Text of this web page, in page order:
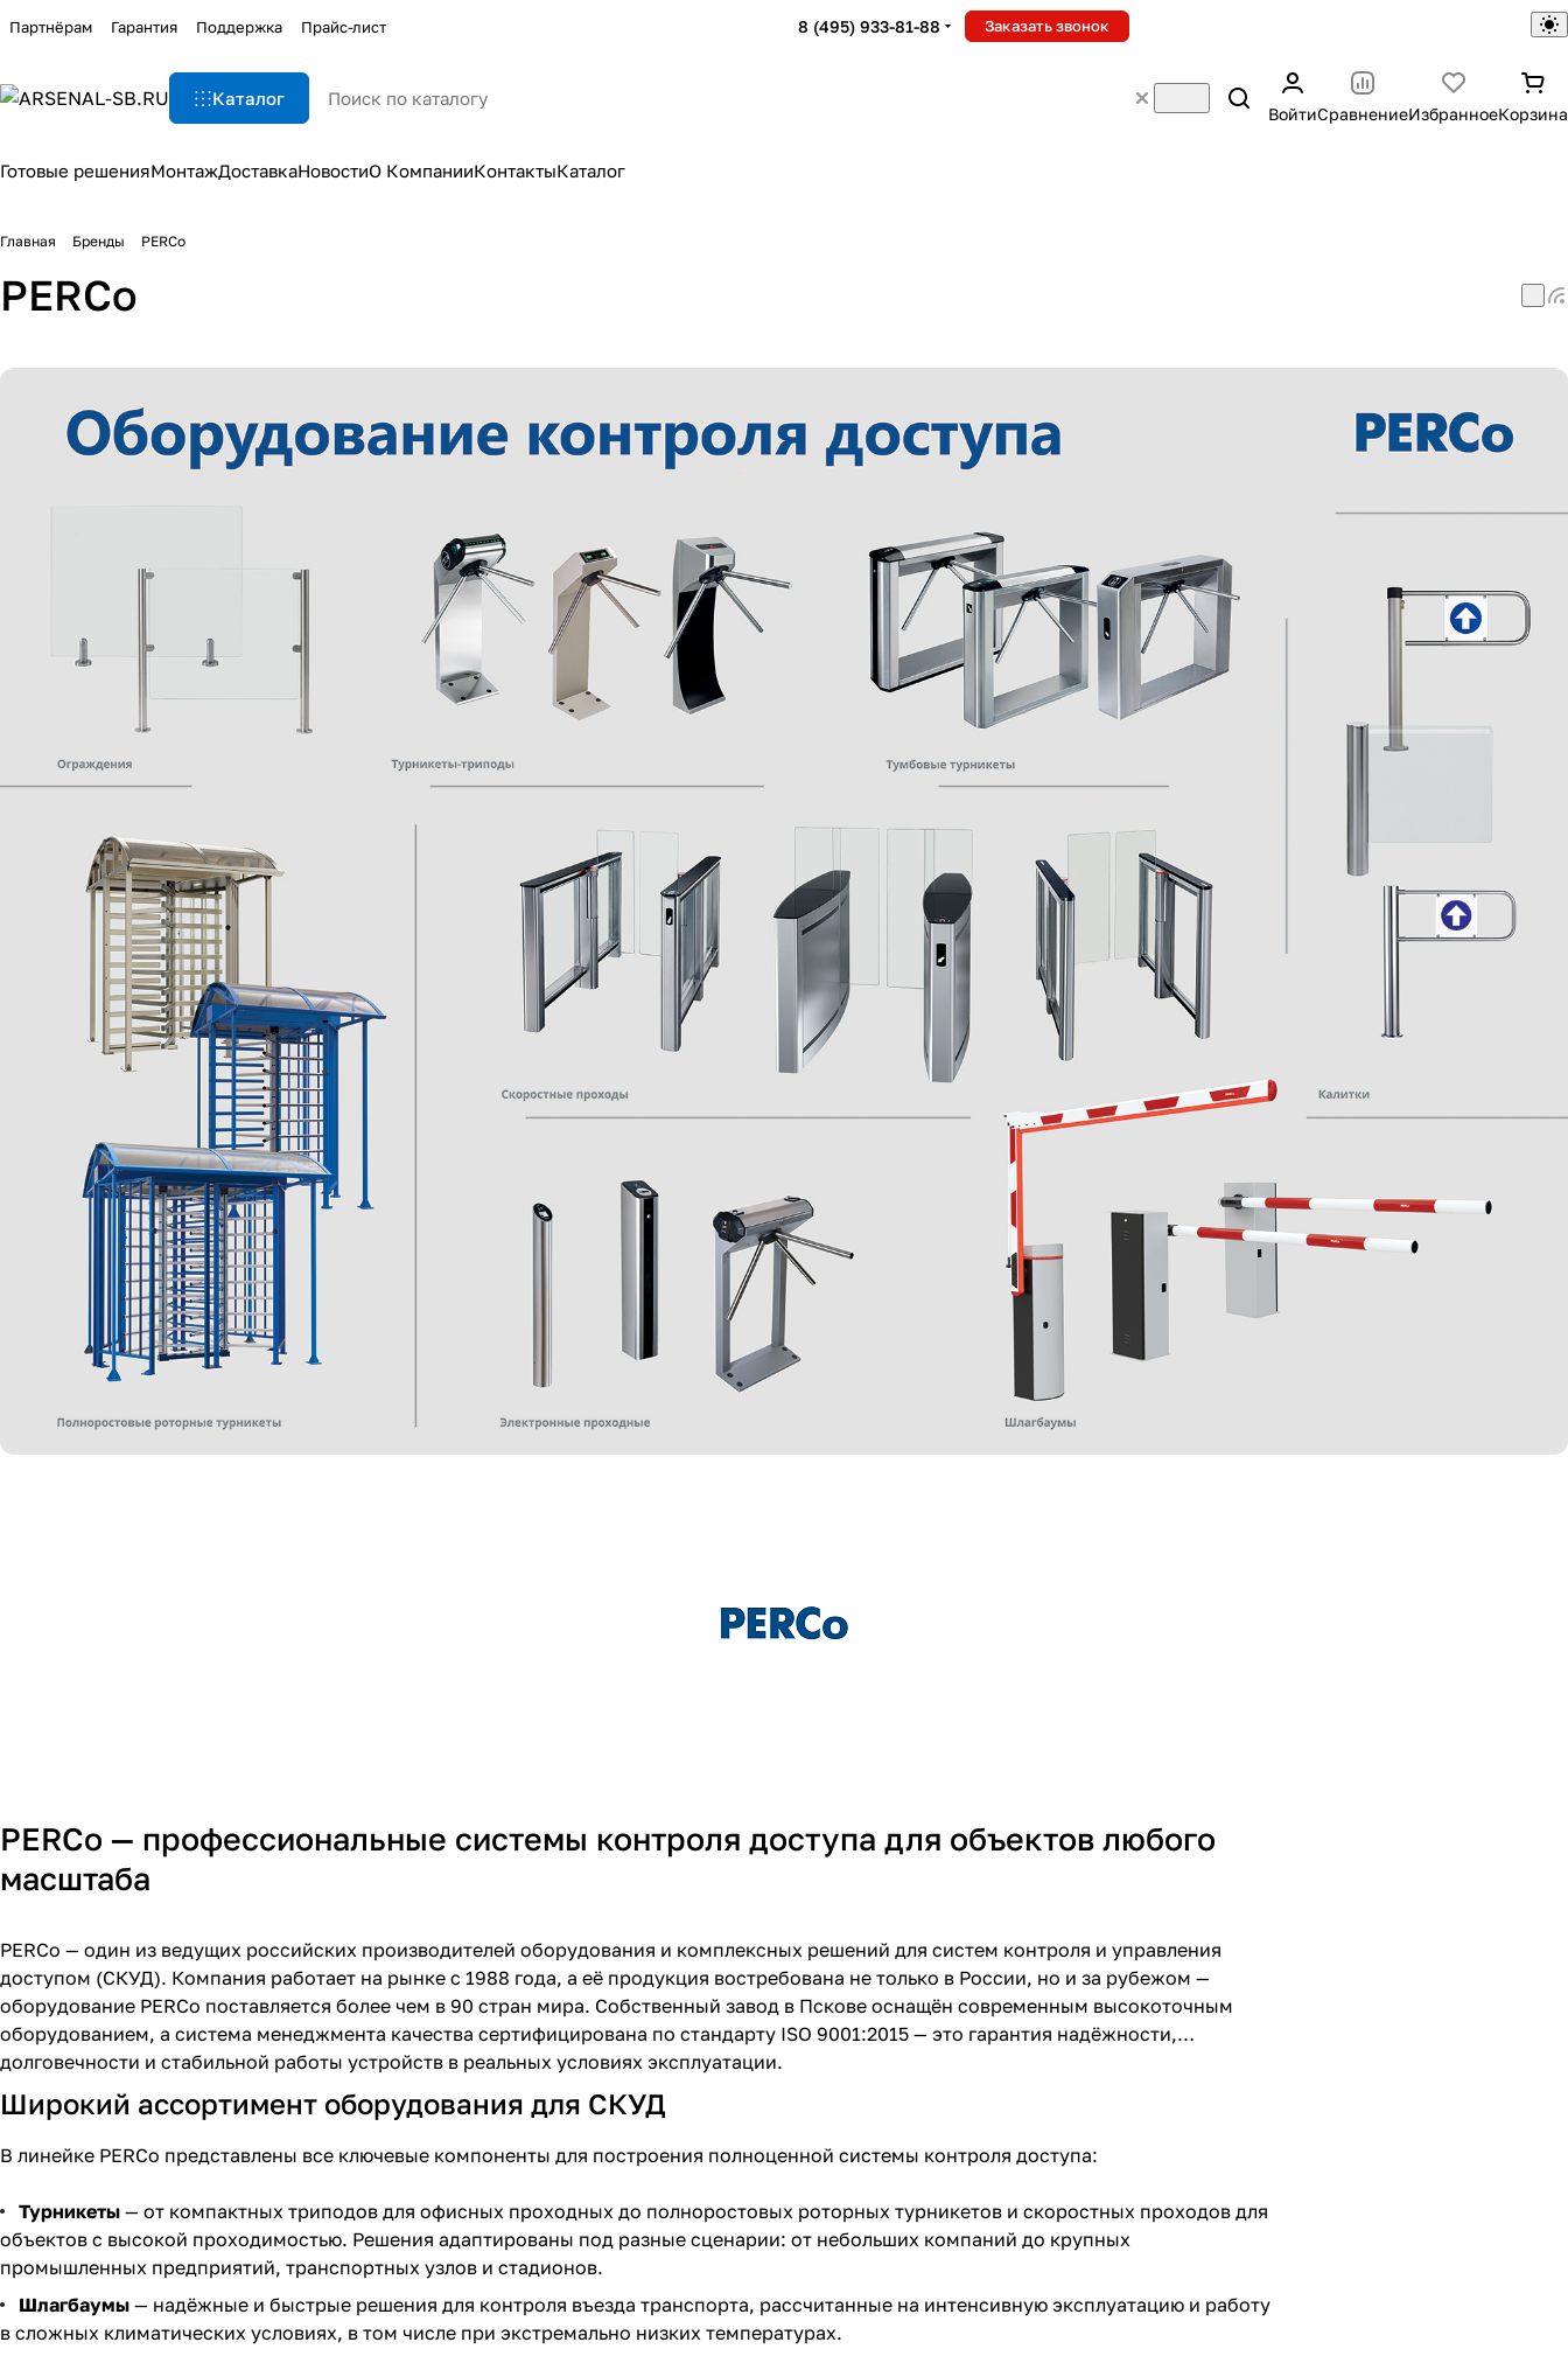
Партнёрам Гарантия Поддержка Прайс-лист 8 (495) 933-81-88 Заказать звонок
Каталог
ВойтиСравнениеИзбранноеКорзина
Готовые решенияМонтажДоставкаНовостиО КомпанииКонтактыКаталог
Главная Бренды PERCo
PERCo
PERCo — профессиональные системы контроля доступа для объектов любого
масштаба
PERCo — один из ведущих российских производителей оборудования и комплексных решений для систем контроля и управления
доступом (СКУД). Компания работает на рынке с 1988 года, а её продукция востребована не только в России, но и за рубежом —
оборудование PERCo поставляется более чем в 90 стран мира. Собственный завод в Пскове оснащён современным высокоточным
оборудованием, а система менеджмента качества сертифицирована по стандарту ISO 9001:2015 — это гарантия надёжности,
долговечности и стабильной работы устройств в реальных условиях эксплуатации.
Широкий ассортимент оборудования для СКУД
В линейке PERCo представлены все ключевые компоненты для построения полноценной системы контроля доступа:
Турникеты — от компактных триподов для офисных проходных до полноростовых роторных турникетов и скоростных проходов для
объектов с высокой проходимостью. Решения адаптированы под разные сценарии: от небольших компаний до крупных
промышленных предприятий, транспортных узлов и стадионов.
Шлагбаумы — надёжные и быстрые решения для контроля въезда транспорта, рассчитанные на интенсивную эксплуатацию и работу
в сложных климатических условиях, в том числе при экстремально низких температурах.